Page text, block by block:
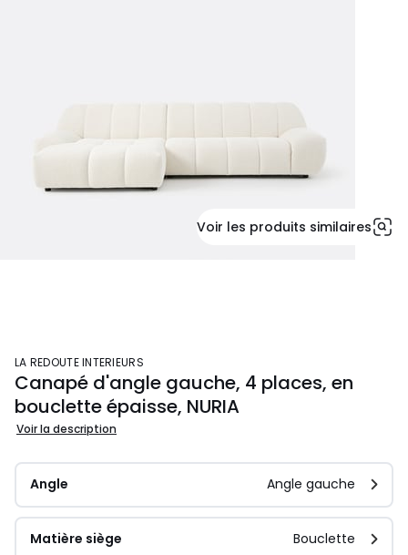
Voir les produits similaires
LA REDOUTE INTERIEURS
Canapé d'angle gauche, 4 places, en
bouclette épaisse, NURIA
Voir la description
Angle Angle gauche
Matière siège Bouclette